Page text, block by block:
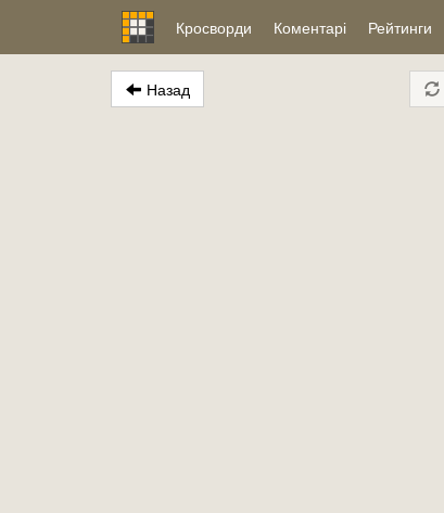
Кросворди Коментарі Рейтинги
Назад